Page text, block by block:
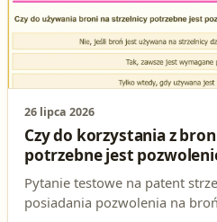
26 lipca 2026
Czy do korzystania z
potrzebne jest
Pytanie testowe na patent
posiadania pozwolenia na